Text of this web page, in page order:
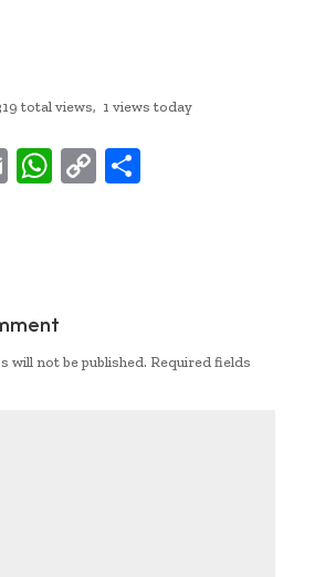
total views, 1 views today
E W
A
p
p
C
k
S
will not be published. Required fields